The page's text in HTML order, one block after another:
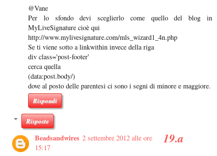
@Vane
Per lo sfondo devi sceglierlo come quello del blog in
MyLiveSignature cioè qui
http://www.mylivesignature.com/mls_wizard1_4n.php
Se ti viene sotto a linkwithin invece della riga
div class='post-footer'
cerca quella
(data:post.body/)
dove al posto delle parentesi ci sono i segni di minore e maggiore.
Rispondi
Risposte
Beadsandwires 2 settembre 2012 alle ore
15:17